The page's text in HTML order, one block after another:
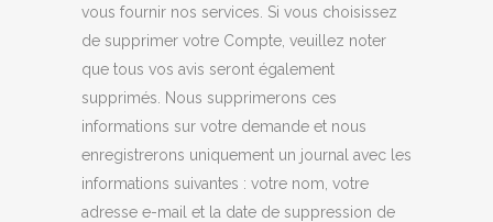
vous fournir nos services. Si vous choisissez
de supprimer votre Compte, veuillez noter
que tous vos avis seront également
supprimés. Nous supprimerons ces
informations sur votre demande et nous
enregistrerons uniquement un journal avec les
informations suivantes : votre nom, votre
adresse e-mail et la date de suppression de